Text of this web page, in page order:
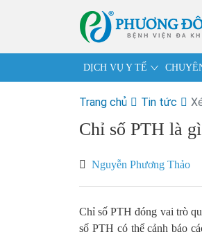
DỊCH VỤ Y TẾ
Trang chủ Tin tức
Chỉ số PTH là
Nguyễn Phương Thảo
Chỉ số PTH đóng vai trò
số PTH có thể cảnh báo